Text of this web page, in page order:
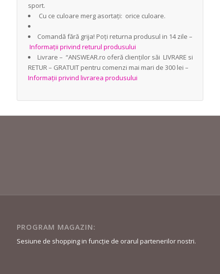
sport.
Cu ce culoare merg asortați: orice culoare.
Comandă fără grija! Poți returna produsul in 14 zile –
Informații privind returul produsului
Livrare – “ANSWEAR.ro oferă clienților săi LIVRARE si
RETUR – GRATUIT pentru comenzi mai mari de 300 lei –
Informații privind livrarea produsului
PROGRAM MAGAZIN:
Sesiune de shopping in funcție de orarul partenerilor nostri.